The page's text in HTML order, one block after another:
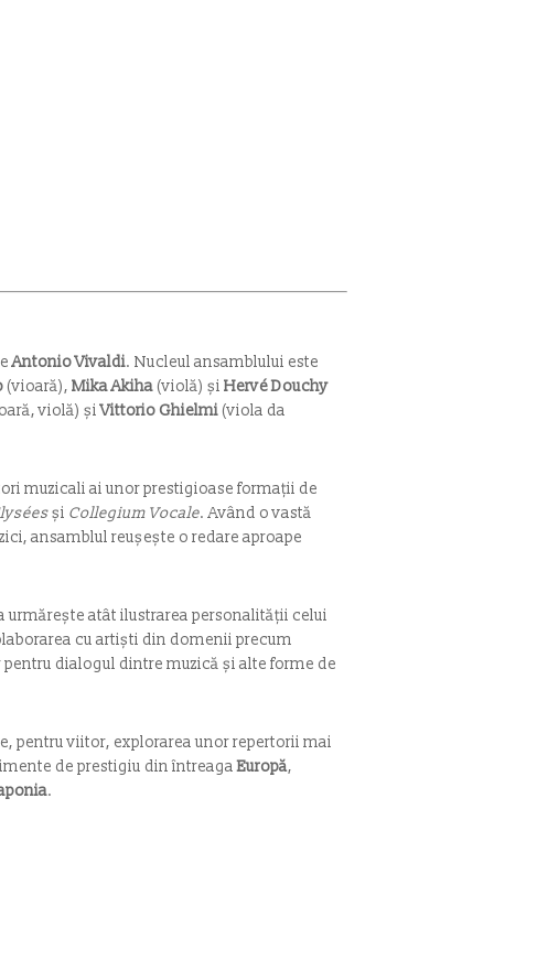
Antonio Vivaldi. Nucleul ansamblului este
(vioară),Mika Akiha (violă) șiHervé Douchy
violă) șiVittorio Ghielmi (viola da
muzicali ai unor prestigioase formații de
și Collegium Vocale. Având o vastă
ansamblul reușește o redare aproape
atât ilustrarea personalității celui
cu artiști din domenii precum
dialogul dintre muzică și alte forme de
pentru viitor, explorarea unor repertorii mai
de prestigiu din întreagaEuropă,
.